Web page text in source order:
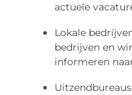
actuele
Lokale
bedrijven en
informeren